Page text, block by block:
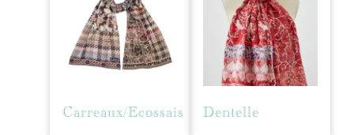
Carreaux/Ecossais Dentelle